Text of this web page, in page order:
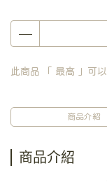
此商品 「 最高 」可
商品介紹
商品介紹